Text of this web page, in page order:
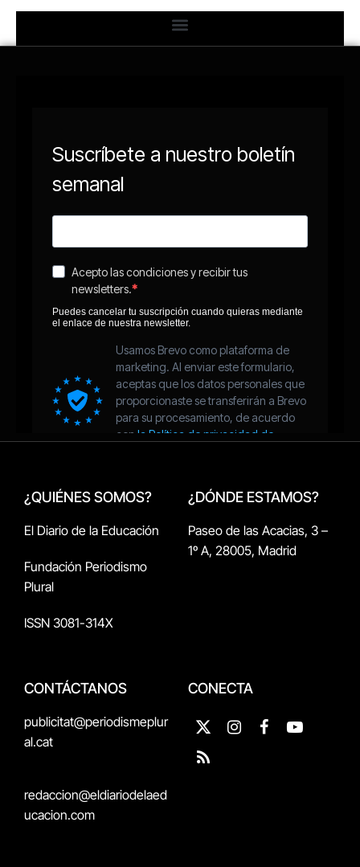
¿QUIÉNES SOMOS?
El Diario de la Educación
Fundación Periodismo
Plural
ISSN 3081-314X
¿DÓNDE ESTAMOS?
Paseo de las Acacias, 3 –
1º A, 28005, Madrid
CONTÁCTANOS
publicitat@periodismeplur
al.cat
redaccion@eldiariodelaed
ucacion.com
CONECTA
X
(Twitter)
InstagramFacebookYouTube
RSS